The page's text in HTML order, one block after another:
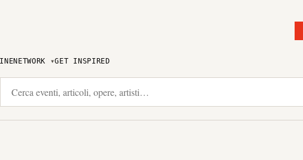
NETWORK GET INSPIRED